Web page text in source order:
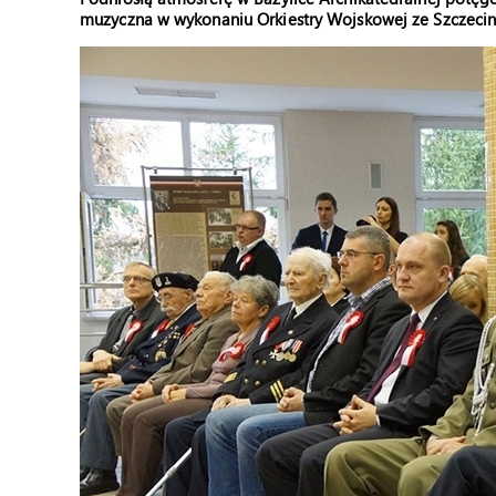
muzyczna w wykonaniu Orkiestry Wojskowej ze